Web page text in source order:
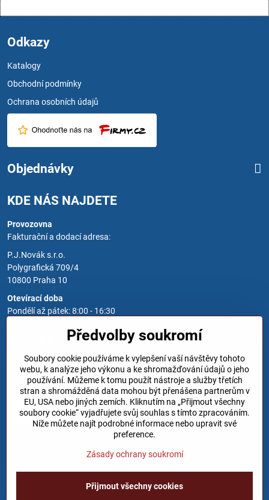
Odkazy
Katalogy
Obchodní podmínky
Ochrana osobních údajů
Objednávky
KDE NÁS NAJDETE
Provozovna
Fakturační a dodací adresa:
P.J.Novák s.r.o.
Polygrafická 709/4
10800 Praha 10
Otevírací doba
Pondělí až pátek: 8:00 - 16:30
Zavoláme Vám zpět
Váš telefon*
Předvolby soukromí
Soubory cookie používáme k vylepšení vaší návštěvy tohoto
webu, k analýze jeho výkonu a ke shromažďování údajů o jeho
používání. Můžeme k tomu použít nástroje a služby třetích
stran a shromážděná data mohou být přenášena partnerům v
EU, USA nebo jiných zemích. Kliknutím na „Přijmout všechny
soubory cookie“ vyjadřujete svůj souhlas s tímto zpracováním.
Níže můžete najít podrobné informace nebo upravit své
preference.
Zásady ochrany soukromí
Přijmout všechny cookies